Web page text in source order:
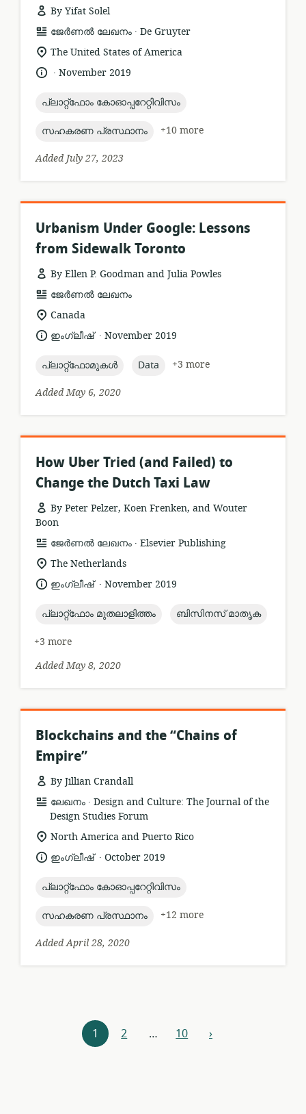
By Yifat Solel
resource
format:
ജേർണൽ ലേഖനം .
publisher:
De Gruyter
location
relevance:
The United States of America
language:
.
dateNovember 2019
topic:
പ്ലാറ്റ്ഫോം കോഓപ്പറേറ്റിവിസം
topic:
സഹകരണ പ്രസ്ഥാനം
+10 more
Added July 27, 2023
Urbanism Under Google: Lessons
from Sidewalk Toronto
By Ellen P. Goodman and Julia Powles
resource
format:
ജേർണൽ ലേഖനം
location
relevance:
Canada
language:
ഇംഗ്ലീഷ് .
dateNovember 2019
topic:
പ്ലാറ്റ്ഫോമുകൾ topic:
Data
+3 more
Added May 6, 2020
How Uber Tried (and Failed) to
Change the Dutch Taxi Law
By Peter Pelzer, Koen Frenken, and Wouter
Boon
resource
format:
ജേർണൽ ലേഖനം .
publisher:
Elsevier Publishing
location
relevance:
The Netherlands
language:
ഇംഗ്ലീഷ് .
dateNovember 2019
topic:
പ്ലാറ്റ്ഫോം മുതലാളിത്തം topic:
ബിസിനസ് മാതൃക
+3 more
Added May 8, 2020
Blockchains and the “Chains of
Empire”
By Jillian Crandall
resource
format:
ലേഖനം .
publisher:
Design and Culture: The Journal of the
Design Studies Forum
location
relevance:
North America and Puerto Rico
language:
ഇംഗ്ലീഷ് .
dateOctober 2019
topic:
പ്ലാറ്റ്ഫോം കോഓപ്പറേറ്റിവിസം
topic:
സഹകരണ പ്രസ്ഥാനം
+12 more
Added April 28, 2020
Resources
navigation
1 2 … 10 next
›